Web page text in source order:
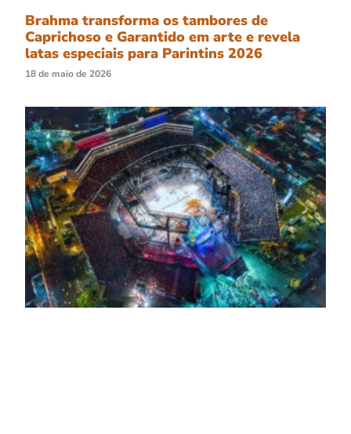
Brahma transforma os tambores de
Caprichoso e Garantido em arte e revela
latas especiais para Parintins 2026
18 de maio de 2026